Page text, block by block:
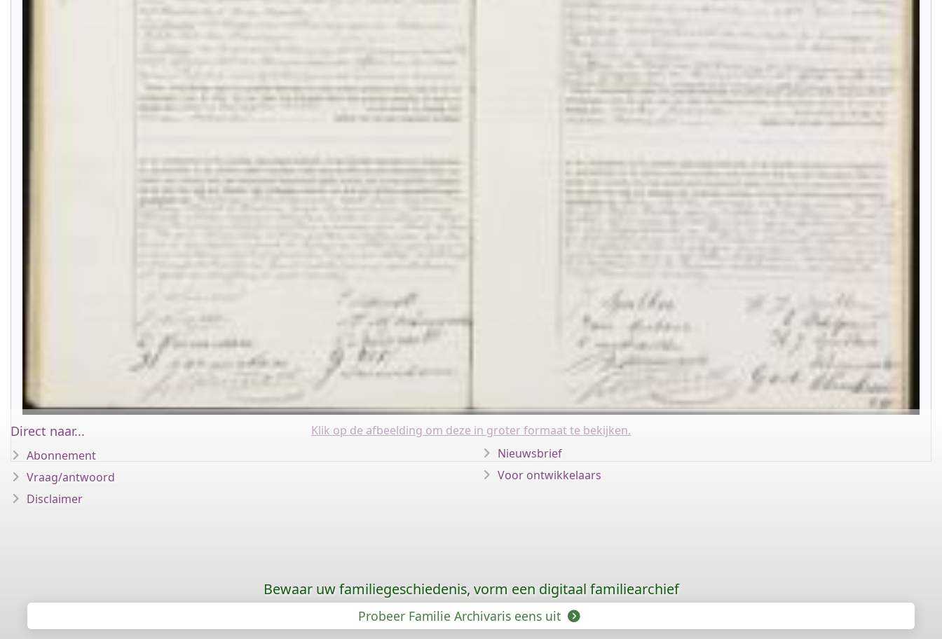
Klik op de afbeelding om deze in groter formaat te bekijken.
Direct naar...
Abonnement
Vraag/antwoord
Disclaimer
Nieuwsbrief
Voor ontwikkelaars
Bewaar uw familiegeschiedenis, vorm een digitaal familiearchief
Probeer Familie Archivaris eens uit